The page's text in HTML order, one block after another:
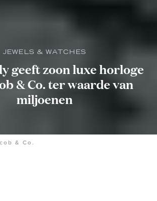
JEWELS & WATCHES
geeft zoon luxe horloge
& Co. ter waarde van
miljoenen
& Co.